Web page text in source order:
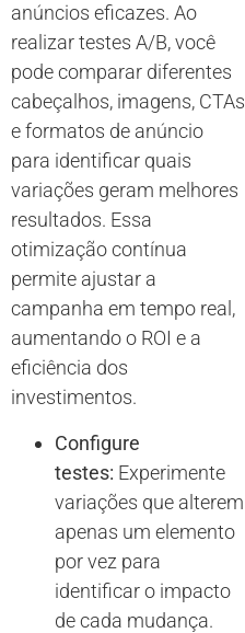
anúncios eficazes. Ao
realizar testes A/B, você
pode comparar diferentes
cabeçalhos, imagens, CTAs
e formatos de anúncio
para identificar quais
variações geram melhores
resultados. Essa
otimização contínua
permite ajustar a
campanha em tempo real,
aumentando o ROI e a
eficiência dos
investimentos.
Configure
testes: Experimente
variações que alterem
apenas um elemento
por vez para
identificar o impacto
de cada mudança.